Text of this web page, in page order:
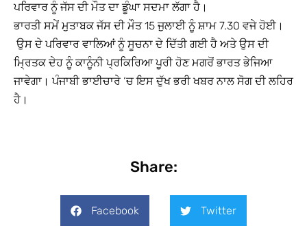
ਪਰਿਵਾਰ ਨੂੰ ਜੱਸ ਦੀ ਮੌਤ ਦਾ ਡੂੰਘਾ ਸਦਮਾ ਲੱਗਾ ਹੈ।
ਭਾਰਤੀ ਸਮੇਂ ਮੁਤਾਬਕ ਜੱਸ ਦੀ ਮੌਤ 15 ਜੁਲਾਈ ਨੂੰ ਸ਼ਾਮ 7.30 ਵਜੇ ਹੋਈ।
ਉਸ ਦੇ ਪਰਿਵਾਰ ਵਾਲਿਆਂ ਨੂੰ ਸੂਚਨਾ ਦੇ ਦਿੱਤੀ ਗਈ ਹੈ ਅਤੇ ਉਸ ਦੀ
ਮ੍ਰਿਤਕ ਦੇਹ ਨੂੰ ਕਾਨੂੰਨੀ ਪ੍ਰਕਿਰਿਆ ਪੂਰੀ ਹੋਣ ਮਗਰੋਂ ਭਾਰਤ ਭੇਜਿਆ
ਜਾਵੇਗਾ। ਪੰਜਾਬੀ ਭਾਈਚਾਰੇ ‘ਚ ਇਸ ਦੁੱਖ ਭਰੀ ਖਬਰ ਨਾਲ ਸੋਗ ਦੀ ਲਹਿਰ
ਹੈ।
Share:
Facebook Twitter